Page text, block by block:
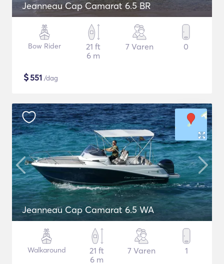
Jeanneau Cap Camarat 6.5 BR
Bow Rider
21 ft
6 m
7 Varen 0
$551 /dag
Jeanneau Cap Camarat 6.5 WA
Walkaround
21 ft
6 m
7 Varen 1